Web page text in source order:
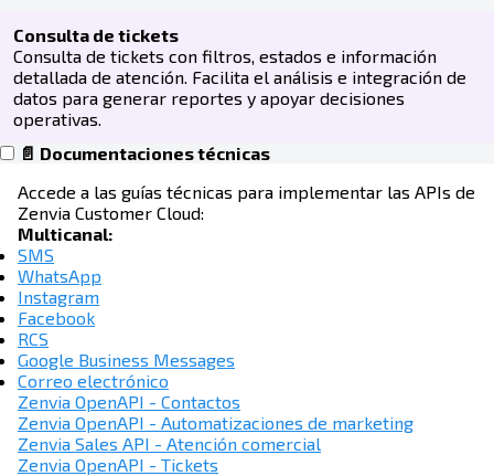
Consulta de tickets
Consulta de tickets con filtros, estados e información
detallada de atención. Facilita el análisis e integración de
datos para generar reportes y apoyar decisiones
operativas.
📄 Documentaciones técnicas
Accede a las guías técnicas para implementar las APIs de
Zenvia Customer Cloud:
Multicanal:
SMS
WhatsApp
Instagram
Facebook
RCS
Google Business Messages
Correo electrónico
Zenvia OpenAPI - Contactos
Zenvia OpenAPI - Automatizaciones de marketing
Zenvia Sales API - Atención comercial
Zenvia OpenAPI - Tickets